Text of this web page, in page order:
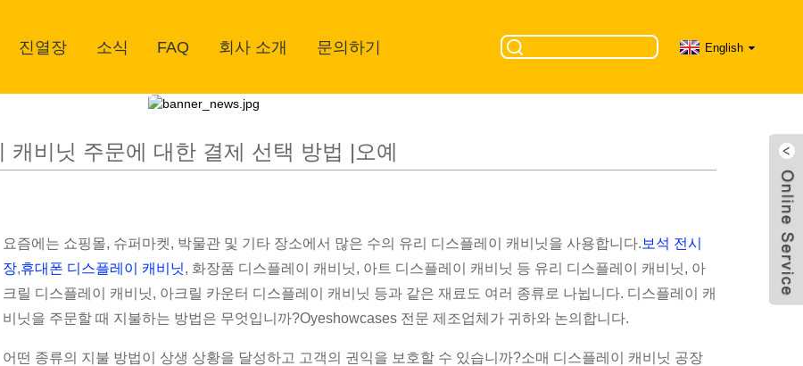
진열장 소식 FAQ 회사 소개 문의하기 English
캐비닛 주문에 대한 결제 선택 방법 |오예
요즘에는 쇼핑몰, 슈퍼마켓, 박물관 및 기타 장소에서 많은 수의 유리 디스플레이 캐비닛을 사용합니다. 보석 전시
장,휴대폰 디스플레이 캐비닛, 화장품 디스플레이 캐비닛, 아트 디스플레이 캐비닛 등 유리 디스플레이 캐비닛, 아
크릴 디스플레이 캐비닛, 아크릴 카운터 디스플레이 캐비닛 등과 같은 재료도 여러 종류로 나뉩니다. 디스플레이 캐
비닛을 주문할 때 지불하는 방법은 무엇입니까?Oyeshowcases 전문 제조업체가 귀하와 논의합니다.
어떤 종류의 지불 방법이 상생 상황을 달성하고 고객의 권익을 보호할 수 있습니까?소매 디스플레이 캐비닛 공장